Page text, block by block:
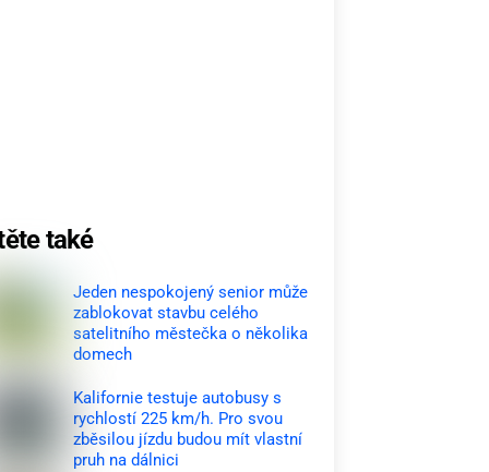
také
Jeden nespokojený senior může
zablokovat stavbu celého
satelitního městečka o několika
domech
Kalifornie testuje autobusy s
rychlostí 225 km/h. Pro svou
zběsilou jízdu budou mít vlastní
pruh na dálnici